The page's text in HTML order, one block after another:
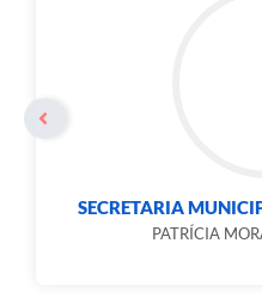
SECRETARIA
PATRÍCIA